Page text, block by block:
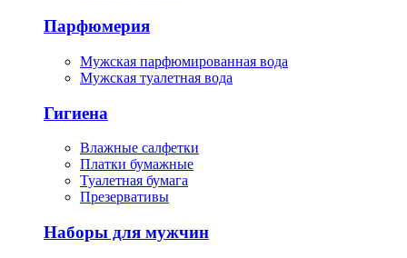
Парфюмерия
Мужская парфюмированная вода
Мужская туалетная вода
Гигиена
Влажные салфетки
Платки бумажные
Туалетная бумага
Презервативы
Наборы для мужчин